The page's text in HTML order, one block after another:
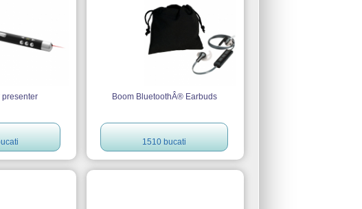
presenter Boom BluetoothÂ® Earbuds
1510 bucati